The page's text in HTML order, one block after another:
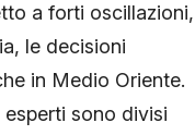
a forti oscillazioni,
le decisioni
in Medio Oriente.
sono divisi